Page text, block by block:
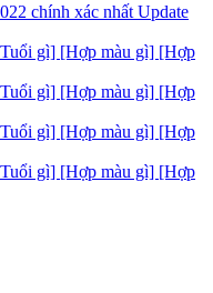
chính xác nhất Update
gì] [Hợp màu gì] [Hợp
gì] [Hợp màu gì] [Hợp
gì] [Hợp màu gì] [Hợp
gì] [Hợp màu gì] [Hợp